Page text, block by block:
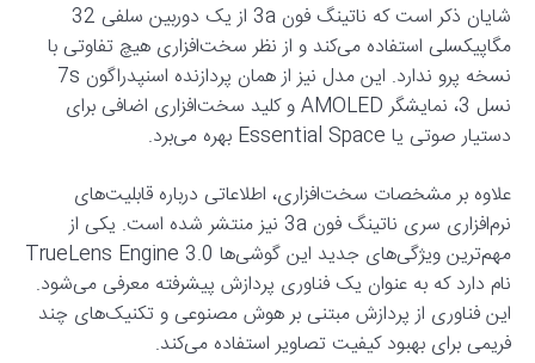
شایان ذکر است که ناتینگ فون 3a از یک دوربین سلفی 32
مگاپیکسلی استفاده می‌کند و از نظر سخت‌افزاری هیچ تفاوتی با
نسخه پرو ندارد. این مدل نیز از همان پردازنده اسنپدراگون 7s
نسل 3، نمایشگر AMOLED و کلید سخت‌افزاری اضافی برای
دستیار صوتی یا Essential Space بهره می‌برد.
علاوه بر مشخصات سخت‌افزاری، اطلاعاتی درباره قابلیت‌های
نرم‌افزاری سری ناتینگ فون 3a نیز منتشر شده است. یکی از
مهم‌ترین ویژگی‌های جدید این گوشی‌ها TrueLens Engine 3.0
نام دارد که به عنوان یک فناوری پردازش پیشرفته معرفی می‌شود.
این فناوری از پردازش مبتنی بر هوش مصنوعی و تکنیک‌های چند
فریمی برای بهبود کیفیت تصاویر استفاده می‌کند.